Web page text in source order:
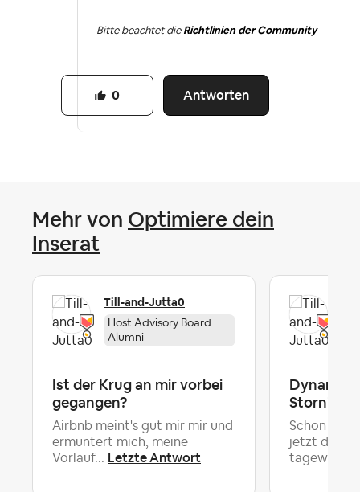
Bitte beachtet die Richtlinien der Community
Antworten
0
Mehr von Optimiere dein
Inserat
Till-and-Jutta0
Host Advisory Board
Alumni
Ist der Krug an mir vorbei
gegangen?
Airbnb meint's gut mir mir und
ermuntert mich, meine
Vorlauf... Letzte Antwort
Schon
jetzt die
tagewei...